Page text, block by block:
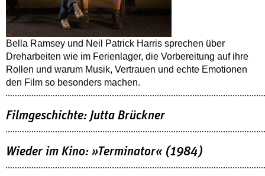
Bella Ramsey und Neil Patrick Harris sprechen über
Dreharbeiten wie im Ferienlager, die Vorbereitung auf ihre
Rollen und warum Musik, Vertrauen und echte Emotionen
den Film so besonders machen.
Filmgeschichte: Jutta Brückner
Wieder im Kino: »Terminator« (1984)